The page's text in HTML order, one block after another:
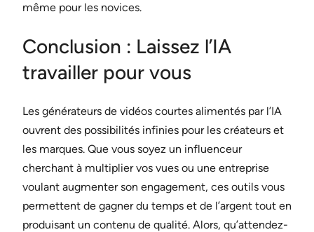
même pour les novices.
Conclusion : Laissez l’IA
travailler pour vous
Les générateurs de vidéos courtes alimentés par l’IA
ouvrent des possibilités infinies pour les créateurs et
les marques. Que vous soyez un influenceur
cherchant à multiplier vos vues ou une entreprise
voulant augmenter son engagement, ces outils vous
permettent de gagner du temps et de l’argent tout en
produisant un contenu de qualité. Alors, qu’attendez-